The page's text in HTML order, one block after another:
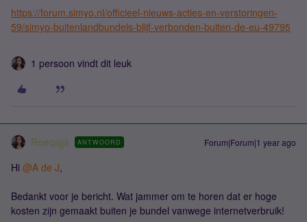
https://forum.simyo.nl/officieel-nieuws-acties-en-verstoringen-
59/simyo-buitenlandbundels-blijf-verbonden-buiten-de-eu-49795
1 persoon vindt dit leuk
Roeqajja ANTWOORD Forum|Forum|1 year ago
Hi ​ @A de J,
Bedankt voor je bericht. Wat jammer om te horen dat er hoge
kosten zijn gemaakt buiten je bundel vanwege internetverbruik!